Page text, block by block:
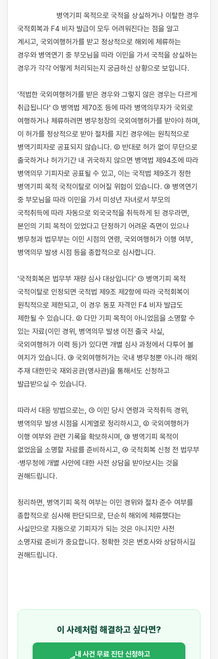
국적회복과 F4 비자 발급이 모두 어려워진다는 점을 알고
계시고, 국외여행허가를 받고 정상적으로 해외에 체류하는
경우와 병역연기 중 부모님을 따라 이민을 가서 국적을 상실하는
경우가 각각 어떻게 처리되는지 궁금하신 상황으로 보입니다.
'적법한 국외여행허가를 받은 경우와 그렇지 않은 경우는 다르게
취급됩니다' ① 병역법 제70조 등에 따라 병역의무자가 국외로
여행하거나 체류하려면 병무청장의 국외여행허가를 받아야 하며,
이 허가를 정상적으로 받아 절차를 지킨 경우에는 원칙적으로
병역기피자로 공표되지 않습니다. ② 반대로 허가 없이 무단으로
출국하거나 허가기간 내 귀국하지 않으면 병역법 제94조에 따라
병역의무 기피자로 공표될 수 있고, 이는 국적법 제9조가 정한
병역기피 목적 국적이탈로 이어질 위험이 있습니다. ③ 병역연기
중 부모님을 따라 이민을 가서 미성년 자녀로서 부모의
국적취득에 따라 자동으로 외국국적을 취득하게 된 경우라면,
본인의 기피 목적이 있었다고 단정하기 어려운 측면이 있으나
병무청과 법무부는 이민 시점의 연령, 국외여행허가 이행 여부,
병역의무 발생 시점 등을 종합적으로 심사합니다.
'국적회복은 법무부 재량 심사 대상입니다' ① 병역기피 목적
국적이탈로 인정되면 국적법 제9조 제2항에 따라 국적회복이
원칙적으로 제한되고, 이 경우 동포 자격인 F4 비자 발급도
제한될 수 있습니다. ② 다만 기피 목적이 아니었음을 소명할 수
있는 자료(이민 경위, 병역의무 발생 이전 출국 사실,
국외여행허가 이력 등)가 있다면 개별 심사 과정에서 다투어 볼
여지가 있습니다. ③ 국외여행허가는 국내 병무청뿐 아니라 해외
주재 대한민국 재외공관(영사관)을 통해서도 신청하고
발급받으실 수 있습니다.
따라서 대응 방법으로는, ① 이민 당시 연령과 국적취득 경위,
병역의무 발생 시점을 시계열로 정리하시고, ② 국외여행허가
이행 여부와 관련 기록을 확보하시며, ③ 병역기피 목적이
없었음을 소명할 자료를 준비하시고, ④ 국적회복 신청 전 법무부
·병무청에 개별 사안에 대한 사전 상담을 받아보시는 것을
권해드립니다.
정리하면, 병역기피 목적 여부는 이민 경위와 절차 준수 여부를
종합적으로 심사해 판단되므로, 단순히 해외에 체류했다는
사실만으로 자동으로 기피자가 되는 것은 아니지만 사전
소명자료 준비가 중요합니다. 정확한 것은 변호사와 상담하시길
권해드립니다.
이 사례처럼 해결하고 싶다면?
내 사건 무료 진단 신청하고